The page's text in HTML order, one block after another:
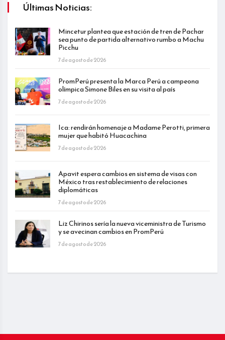
Últimas Noticias:
Mincetur plantea que estación de tren de Pachar
sea punto de partida alternativo rumbo a Machu
Picchu
7 de agosto de 2026
PromPerú presenta la Marca Perú a campeona
olímpica Simone Biles en su visita al país
7 de agosto de 2026
Ica: rendirán homenaje a Madame Perotti, primera
mujer que habitó Huacachina
7 de agosto de 2026
Apavit espera cambios en sistema de visas con
México tras restablecimiento de relaciones
diplomáticas
7 de agosto de 2026
Liz Chirinos sería la nueva viceministra de Turismo
y se avecinan cambios en PromPerú
7 de agosto de 2026